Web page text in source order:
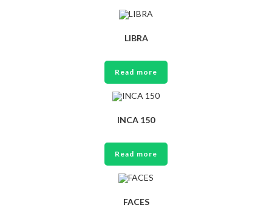
LIBRA
Read more
INCA 150
Read more
FACES